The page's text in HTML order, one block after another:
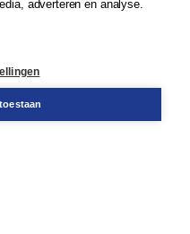
adverteren en analyse.